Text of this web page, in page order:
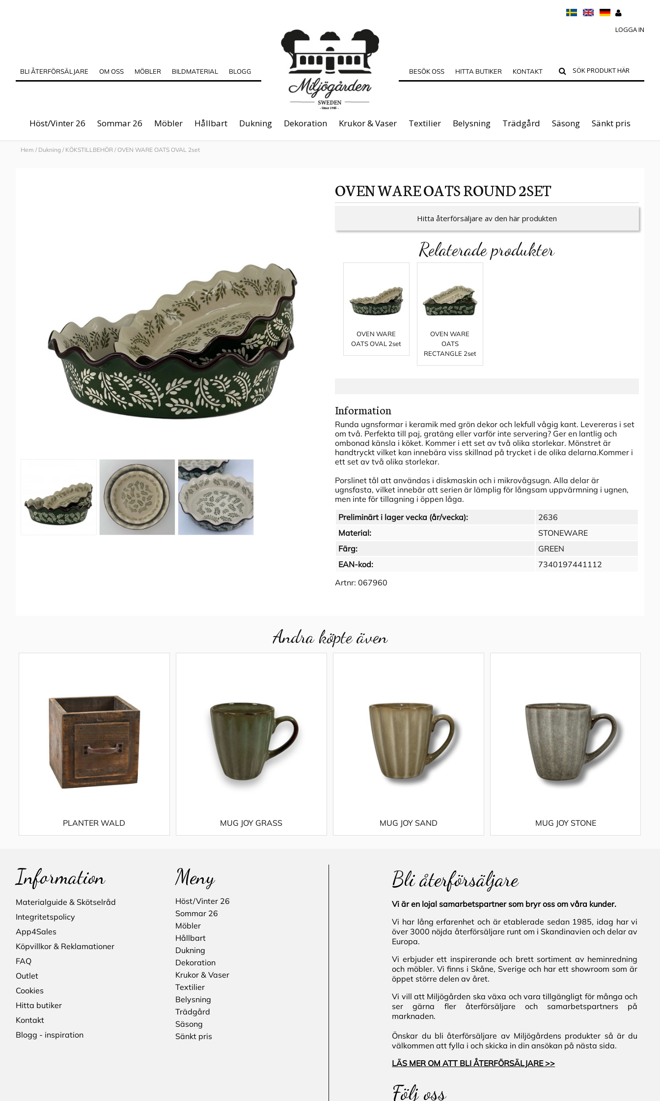
LOGGA IN
BLI ÅTERFÖRSÄLJARE OM OSS MÖBLER BILDMATERIAL BLOGG BESÖK OSS HITTA BUTIKER KONTAKT
Höst/Vinter 26 Sommar 26 Möbler Hållbart Dukning Dekoration Krukor & Vaser Textilier Belysning Trädgård Säsong Sänkt pris
Hem / Dukning / KÖKSTILLBEHÖR / OVEN WARE OATS OVAL 2set
OVEN WARE OATS ROUND 2SET
Hitta återförsäljare av den här produkten
Relaterade produkter
OVEN WARE
OATS OVAL 2set
OVEN WARE
OATS
RECTANGLE 2set
Information
Runda ugnsformar i keramik med grön dekor och lekfull vågig kant. Levereras i set
om två. Perfekta till paj, gratäng eller varför inte servering? Ger en lantlig och
ombonad känsla i köket. Kommer i ett set av två olika storlekar. Mönstret är
handtryckt vilket kan innebära viss skillnad på trycket i de olika delarna.Kommer i
ett set av två olika storlekar.
Porslinet tål att användas i diskmaskin och i mikrovågsugn. Alla delar är
ugnsfasta, vilket innebär att serien är lämplig för långsam uppvärmning i ugnen,
men inte för tillagning i öppen låga.
Preliminärt i lager vecka (år/vecka):
2636
Material:
STONEWARE
Färg:
GREEN
EAN-kod:
7340197441112
Artnr: 067960
Andra köpte även
PLANTER WALD MUG JOY GRASS MUG JOY SAND MUG JOY STONE
Information
Materialguide & Skötselråd
Integritetspolicy
App4Sales
Köpvillkor & Reklamationer
FAQ
Outlet
Cookies
Hitta butiker
Kontakt
Blogg - inspiration
Meny
Höst/Vinter 26
Sommar 26
Möbler
Hållbart
Dukning
Dekoration
Krukor & Vaser
Textilier
Belysning
Trädgård
Säsong
Sänkt pris
Bli återförsäljare
Vi är en lojal samarbetspartner som bryr oss om våra kunder.
Vi har lång erfarenhet och är etablerade sedan 1985, idag har vi
över 3000 nöjda återförsäljare runt om i Skandinavien och delar av
Europa.
Vi erbjuder ett inspirerande och brett sortiment av heminredning
och möbler. Vi finns i Skåne, Sverige och har ett showroom som är
öppet större delen av året.
Vi vill att Miljögården ska växa och vara tillgängligt för många och
ser gärna fler återförsäljare och samarbetspartners på
marknaden.
Önskar du bli återförsäljare av Miljögårdens produkter så är du
välkommen att fylla i och skicka in din ansökan på nästa sida.
LÄS MER OM ATT BLI ÅTERFÖRSÄLJARE >>
Följ oss